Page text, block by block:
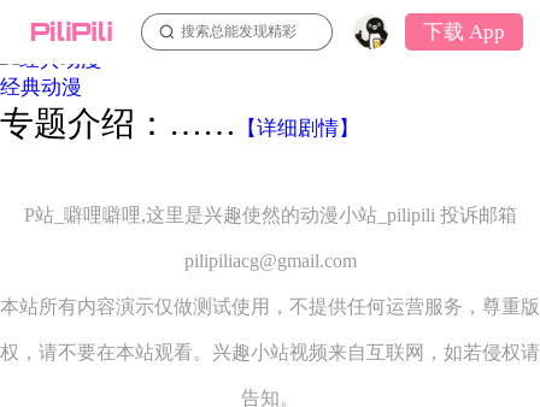
搜索总能发现精彩 下载 App
返回专题列表
经典动漫
专题介绍：…… 【详细剧情】
P站_噼哩噼哩,这里是兴趣使然的动漫小站_pilipili 投诉邮箱
pilipiliacg@gmail.com
本站所有内容演示仅做测试使用，不提供任何运营服务，尊重版
权，请不要在本站观看。兴趣小站视频来自互联网，如若侵权请
告知。